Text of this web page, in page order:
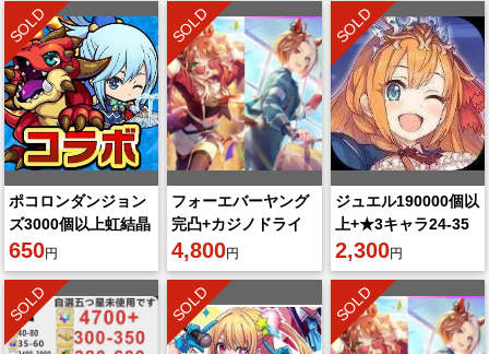
SOLD
ポコロンダンジョン
ズ3000個以上虹結晶
650円
SOLD
フォーエバーヤング
完凸+カジノドライ
ヴ完凸+ジュエル
195000個以上+3★
ウマの娘5~10体
4,800円
SOLD
ジュエル190000個以
上+★3キャラ24-35
体！
2,300円
SOLD SOLD SOLD